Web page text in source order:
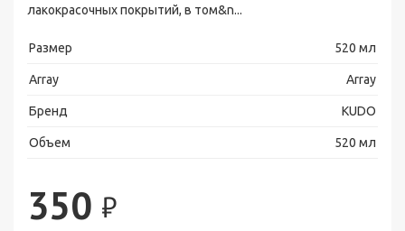
лакокрасочных покрытий, в том&n...
Размер 520 мл
Array Array
Бренд KUDO
Объем 520 мл
350 ₽